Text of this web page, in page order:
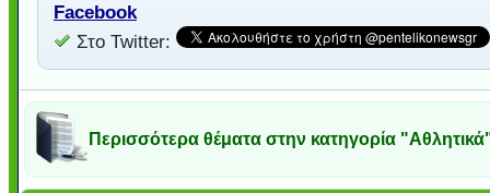
Facebook
Στο Twitter:
Περισσότερα θέματα στην κατηγορία